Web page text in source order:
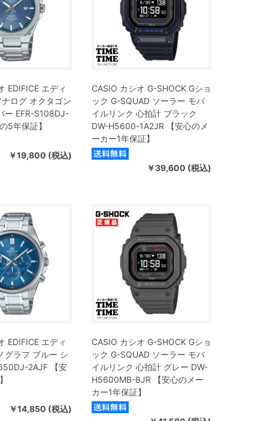
EDIFICE エディ
ログ オクタゴン
ー EFR-S108DJ-
5年保証】
￥19,800 (税込)
CASIO カシオ G-SHOCK Gショ
ック G-SQUAD ソーラー モバ
イルリンク 心拍計 ブラック
DW-H5600-1A2JR 【安心のメ
ーカー1年保証】
￥39,600 (税込)
EDIFICE エディ
グラフ ブルー シ
2AJF 【安
￥14,850 (税込)
CASIO カシオ G-SHOCK Gショ
ック G-SQUAD ソーラー モバ
イルリンク 心拍計 グレー DW-
H5600MB-8JR 【安心のメー
カー1年保証】